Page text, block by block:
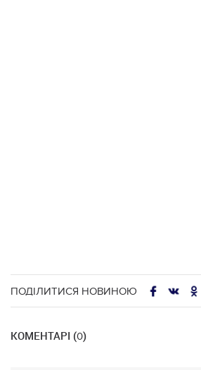
ПОДІЛИТИСЯ НОВИНОЮ
КОМЕНТАРІ (0)